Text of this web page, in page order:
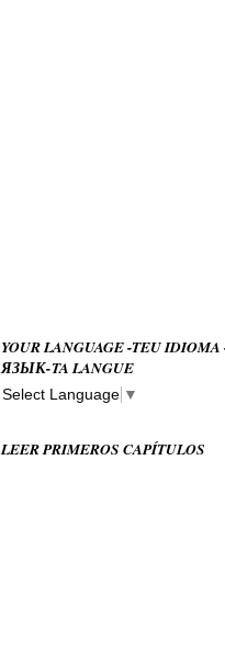
YOUR LANGUAGE -TEU
ЯЗЫК-TA LANGUE
Select Language ▼
LEER PRIMEROS CAPÍTULOS